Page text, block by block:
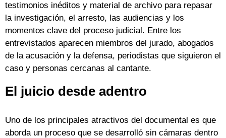
testimonios inéditos y material de archivo para repasar
la investigación, el arresto, las audiencias y los
momentos clave del proceso judicial. Entre los
entrevistados aparecen miembros del jurado, abogados
de la acusación y la defensa, periodistas que siguieron el
caso y personas cercanas al cantante.
El juicio desde adentro
Uno de los principales atractivos del documental es que
aborda un proceso que se desarrolló sin cámaras dentro